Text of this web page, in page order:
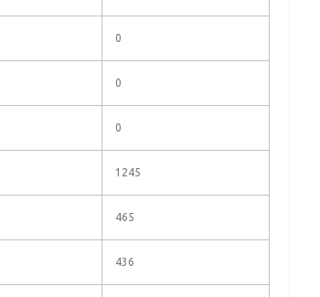
0
0
0
1245
465
436